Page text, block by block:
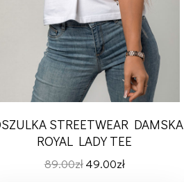
STREETWEAR DAMSKA
ROYAL LADY TEE
89.00zł 49.00zł